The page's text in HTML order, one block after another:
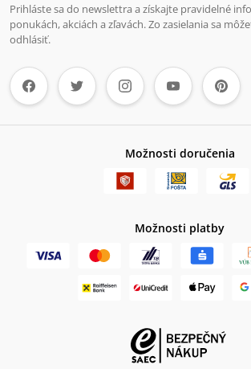
Prihláste sa do newslettra a získajte pravidelné
ponukách, akciách a zľavách. Zo zasielania sa
odhlásiť.
Možnosti doručenia
Možnosti platby